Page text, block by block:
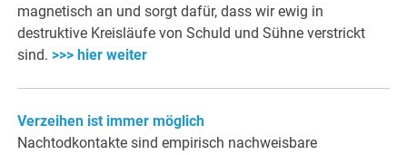
magnetisch an und sorgt dafür, dass wir ewig in
destruktive Kreisläufe von Schuld und Sühne verstrickt
sind. >>> hier weiter
Verzeihen ist immer möglich
Nachtodkontakte sind empirisch nachweisbare